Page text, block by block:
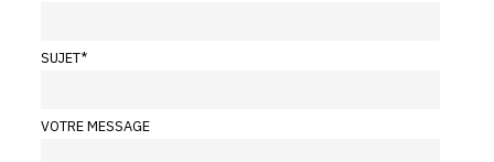
SUJET*
VOTRE MESSAGE